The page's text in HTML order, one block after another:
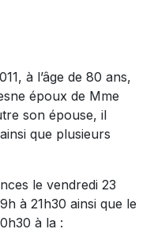
à l’âge de 80 ans,
époux de Mme
son épouse, il
que plusieurs
le vendredi 23
à 21h30 ainsi que le
à la :